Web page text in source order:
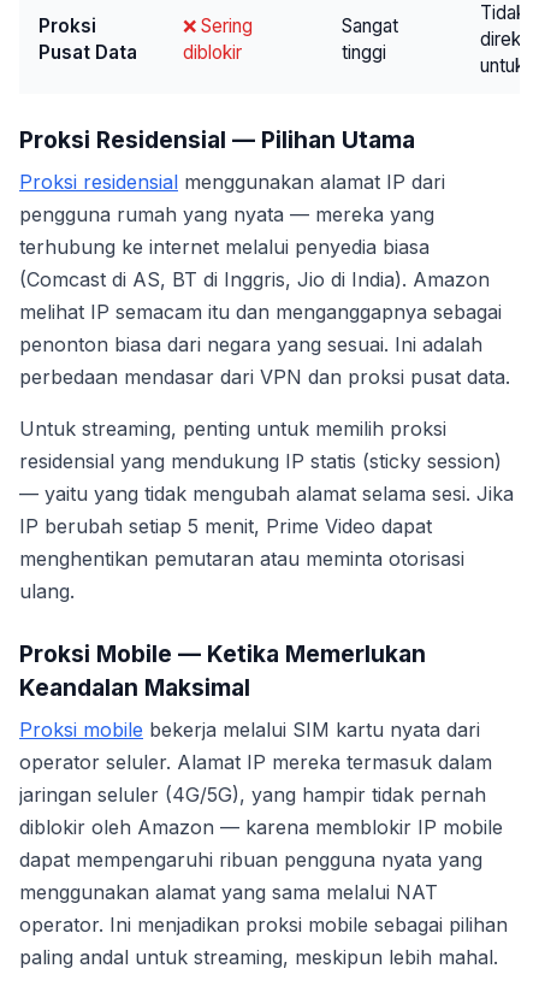
Proksi
Pusat Data
❌ Sering
diblokir
Sangat
tinggi
Tidak
untuk
Proksi Residensial — Pilihan Utama
Proksi residensial menggunakan alamat IP dari
pengguna rumah yang nyata — mereka yang
terhubung ke internet melalui penyedia biasa
(Comcast di AS, BT di Inggris, Jio di India). Amazon
melihat IP semacam itu dan menganggapnya sebagai
penonton biasa dari negara yang sesuai. Ini adalah
perbedaan mendasar dari VPN dan proksi pusat data.
Untuk streaming, penting untuk memilih proksi
residensial yang mendukung IP statis (sticky session)
— yaitu yang tidak mengubah alamat selama sesi. Jika
IP berubah setiap 5 menit, Prime Video dapat
menghentikan pemutaran atau meminta otorisasi
ulang.
Proksi Mobile — Ketika Memerlukan
Keandalan Maksimal
Proksi mobile bekerja melalui SIM kartu nyata dari
operator seluler. Alamat IP mereka termasuk dalam
jaringan seluler (4G/5G), yang hampir tidak pernah
diblokir oleh Amazon — karena memblokir IP mobile
dapat mempengaruhi ribuan pengguna nyata yang
menggunakan alamat yang sama melalui NAT
operator. Ini menjadikan proksi mobile sebagai pilihan
paling andal untuk streaming, meskipun lebih mahal.